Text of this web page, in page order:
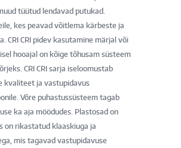
tüütud lendavad putukad.
kes peavad võitlema kärbeste ja
CRI CRI pidev kasutamine märjal või
hooajal on kõige tõhusam süsteem
CRI CRI sarja iseloomustab
kvaliteet ja vastupidavus
Võre puhastussüsteem tagab
ka aja möödudes. Plastosad on
on rikastatud klaaskiuga ja
mis tagavad vastupidavuse